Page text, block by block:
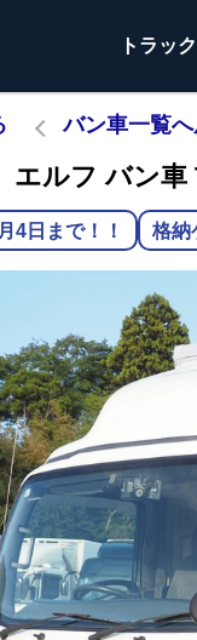
トラック
バン車一覧
エルフ バン車
4日まで！！ 格納